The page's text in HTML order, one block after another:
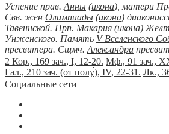
Успение прав. Анны (икона), матери
Свв. жен Олимпиады (икона)
Тавеннской. Прп. Макария (икона)
Унженского. Память V Вселенского
пресвитера. Сщмч. Александра
2 Кор., 169 зач., I, 12-20. Мф., 91 зач.,
Гал., 210 зач. (от полу́), IV, 22-31. Лк.,
Социальные сети